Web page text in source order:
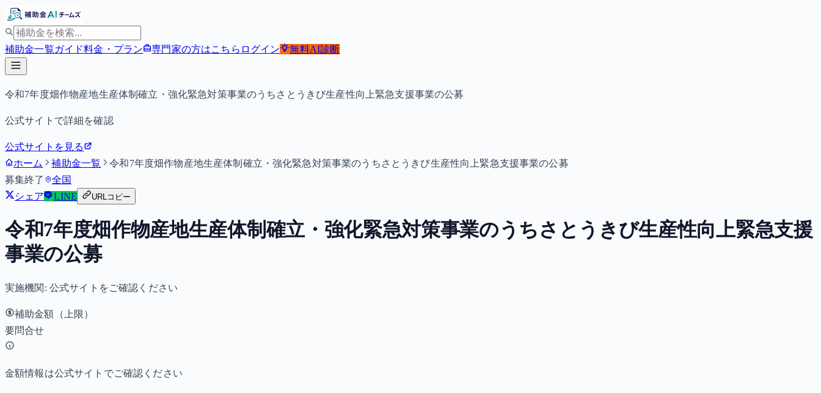
補助金一覧ガイド料金・プラン 専門家の方はこちら ログイン 無料AI診断
令和7年度畑作物産地生産体制確立・強化緊急対策事業のうちさとうきび生産性向上緊急支援事業の公募
公式サイトで詳細を確認
公式サイトを見る
ホーム
補助金一覧
令和7年度畑作物産地生産体制確立・強化緊急対策事業のうちさとうきび生産性向上緊急支援事業の公募
募集終了
全国
シェア
LINE URLコピー
令和7年度畑作物産地生産体制確立・強化緊急対策事業のうちさとうきび生産性向上緊急支援
事業の公募
実施機関: 公式サイトをご確認ください
補助金額（上限）
要問合せ
金額情報は公式サイトでご確認ください